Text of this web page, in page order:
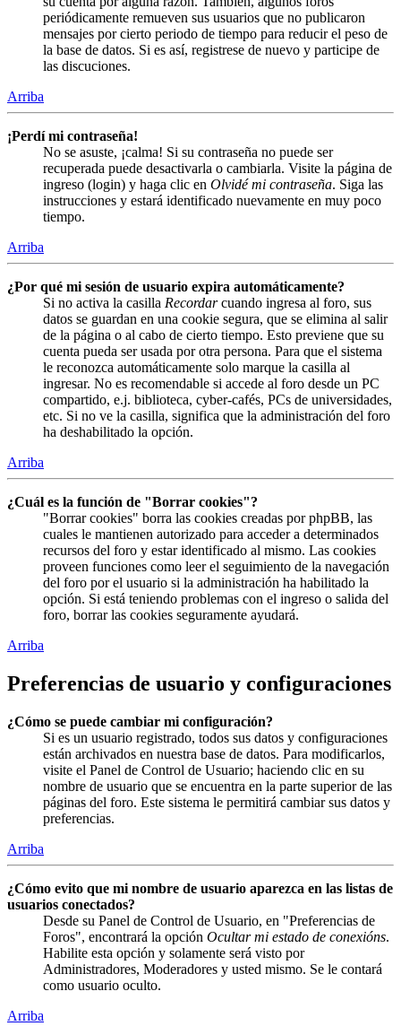
periódicamente remueven sus usuarios que no publicaron
mensajes por cierto periodo de tiempo para reducir el peso de
la base de datos. Si es así, registrese de nuevo y participe de
las discuciones.
Arriba
¡Perdí mi contraseña!
No se asuste, ¡calma! Si su contraseña no puede ser
recuperada puede desactivarla o cambiarla. Visite la página de
ingreso (login) y haga clic en Olvidé mi contraseña. Siga las
instrucciones y estará identificado nuevamente en muy poco
tiempo.
Arriba
¿Por qué mi sesión de usuario expira automáticamente?
Si no activa la casilla Recordarcuando ingresa al foro, sus
datos se guardan en una cookie segura, que se elimina al salir
de la página o al cabo de cierto tiempo. Esto previene que su
cuenta pueda ser usada por otra persona. Para que el sistema
le reconozca automáticamente solo marque la casilla al
ingresar. No es recomendable si accede al foro desde un PC
compartido, e.j. biblioteca, cyber-cafés, PCs de universidades,
etc. Si no ve la casilla, significa que la administración del foro
ha deshabilitado la opción.
Arriba
¿Cuál es la función de "Borrar cookies"?
"Borrar cookies" borra las cookies creadas por phpBB, las
cuales le mantienen autorizado para acceder a determinados
recursos del foro y estar identificado al mismo. Las cookies
proveen funciones como leer el seguimiento de la navegación
del foro por el usuario si la administración ha habilitado la
opción. Si está teniendo problemas con el ingreso o salida del
foro, borrar las cookies seguramente ayudará.
Arriba
Preferencias de usuario y configuraciones
¿Cómo se puede cambiar mi configuración?
Si es un usuario registrado, todos sus datos y configuraciones
están archivados en nuestra base de datos. Para modificarlos,
visite el Panel de Control de Usuario; haciendo clic en su
nombre de usuario que se encuentra en la parte superior de las
páginas del foro. Este sistema le permitirá cambiar sus datos y
preferencias.
Arriba
¿Cómo evito que mi nombre de usuario aparezca en las listas de
usuarios conectados?
Desde su Panel de Control de Usuario, en "Preferencias de
Foros", encontrará la opción Ocultar mi estado de conexións.
Habilite esta opción y solamente será visto por
Administradores, Moderadores y usted mismo. Se le contará
como usuario oculto.
Arriba